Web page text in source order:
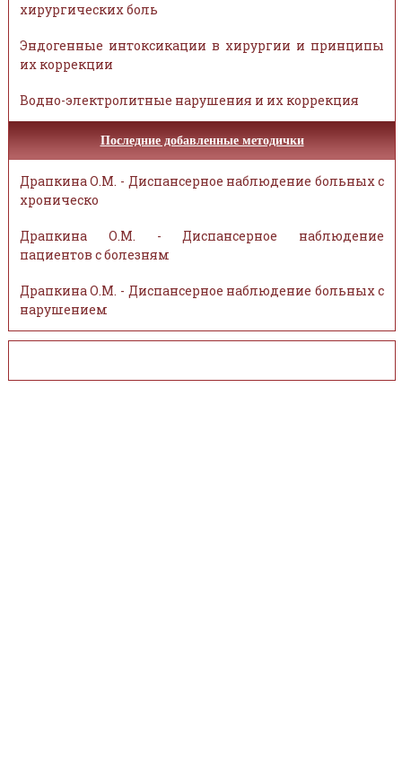
хирургических боль
Эндогенные интоксикации в хирургии и принципы
их коррекции
Водно-электролитные нарушения и их коррекция
Последние добавленные методички
Драпкина О.М. - Диспансерное наблюдение больных с
хроническо
Драпкина О.М. - Диспансерное наблюдение
пациентов с болезням
Драпкина О.М. - Диспансерное наблюдение больных с
нарушением